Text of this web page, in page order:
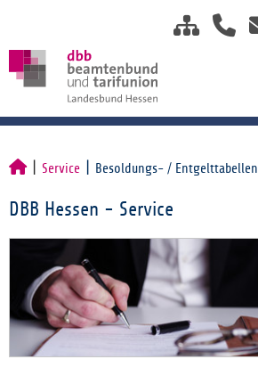
Service Besoldungs- / Entgelttabellen
DBB Hessen - Service